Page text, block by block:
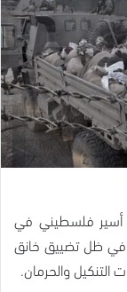
أكد مركز فلسطين لدراسات الأسرى أن 9400 أسير فلسطيني في
في ظل تضييق خانق
والحرمان.